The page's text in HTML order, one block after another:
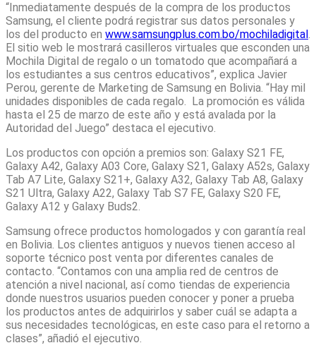
“Inmediatamente después de la compra de los productos
Samsung, el cliente podrá registrar sus datos personales y
los del producto en www.samsungplus.com.bo/mochiladigital.
El sitio web le mostrará casilleros virtuales que esconden una
Mochila Digital de regalo o un tomatodo que acompañará a
los estudiantes a sus centros educativos”, explica Javier
Perou, gerente de Marketing de Samsung en Bolivia. “Hay mil
unidades disponibles de cada regalo. La promoción es válida
hasta el 25 de marzo de este año y está avalada por la
Autoridad del Juego” destaca el ejecutivo.
Los productos con opción a premios son: Galaxy S21 FE,
Galaxy A42, Galaxy A03 Core, Galaxy S21, Galaxy A52s, Galaxy
Tab A7 Lite, Galaxy S21+, Galaxy A32, Galaxy Tab A8, Galaxy
S21 Ultra, Galaxy A22, Galaxy Tab S7 FE, Galaxy S20 FE,
Galaxy A12 y Galaxy Buds2.
Samsung ofrece productos homologados y con garantía real
en Bolivia. Los clientes antiguos y nuevos tienen acceso al
soporte técnico post venta por diferentes canales de
contacto. “Contamos con una amplia red de centros de
atención a nivel nacional, así como tiendas de experiencia
donde nuestros usuarios pueden conocer y poner a prueba
los productos antes de adquirirlos y saber cuál se adapta a
sus necesidades tecnológicas, en este caso para el retorno a
clases”, añadió el ejecutivo.